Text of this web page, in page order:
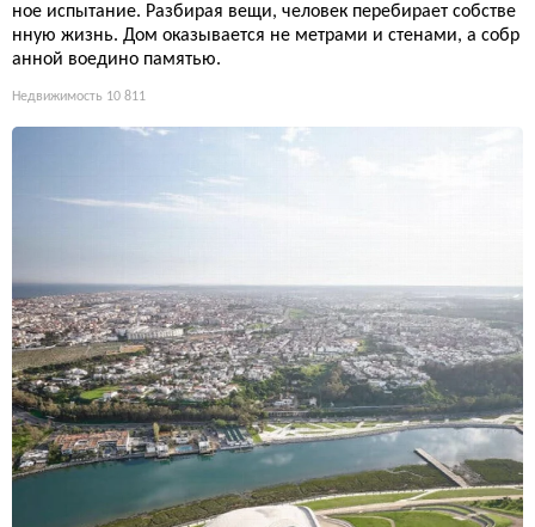
ное испытание. Разбирая вещи, человек перебирает собстве
нную жизнь. Дом оказывается не метрами и стенами, а собр
анной воедино памятью.
Недвижимость 10 811